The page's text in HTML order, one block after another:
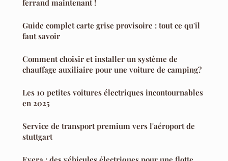
ferrand maintenant !
Guide complet carte grise provisoire : tout ce qu'il
faut savoir
Comment choisir et installer un système de
chauffage auxiliaire pour une voiture de camping?
Les 10 petites voitures électriques incontournables
en 2025
Service de transport premium vers l'aéroport de
stuttgart